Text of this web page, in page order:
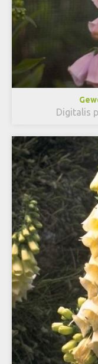
Digitalis